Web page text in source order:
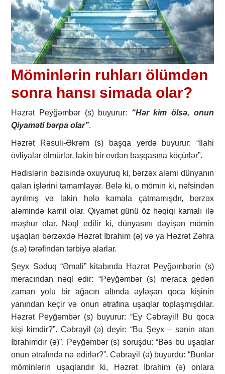
Möminlərin ruhları ölümdən
sonra hansı simada olar?
Həzrət Peyğəmbər (s) buyurur: “Hər kim ölsə, onun
Qiyaməti bərpa olar”.
Həzrət Rəsuli-Əkrəm (s) başqa yerdə buyurur: “İlahi
övliyalar ölmürlər, lakin bir evdən başqasına köçürlər”.
Hədislərin bəzisində oxuyuruq ki, bərzəx aləmi dünyanın
qalan işlərini tamamlayar. Belə ki, o mömin ki, nəfsindən
ayrılmış və lakin hələ kamala çatmamışdır, bərzəx
aləmində kamil olar. Qiyamət günü öz həqiqi kamalı ilə
məşhur olar. Nəql edilir ki, dünyasını dəyişən mömin
uşaqları bərzəxdə Həzrət İbrahim (ə) və ya Həzrət Zəhra
(s.ə) tərəfindən tərbiyə alarlar.
Şeyx Səduq “Əmali” kitabında Həzrət Peyğəmbərin (s)
meracından nəql edir: “Peyğəmbər (s) meraca gedən
zaman yolu bir ağacın altında əyləşən qoca kişinin
yanından keçir və onun ətrafına uşaqlar toplaşmışdılar.
Həzrət Peyğəmbər (s) buyurur: “Ey Cəbrayil! Bu qoca
kişi kimdir?”. Cəbrayil (ə) deyir: “Bu Şeyx – sənin atan
İbrahimdir (ə)”. Peyğəmbər (s) soruşdu: “Bəs bu uşaqlar
onun ətrafında nə edirlər?”. Cəbrayil (ə) buyurdu: “Bunlar
möminlərin uşaqlarıdır ki, Həzrət İbrahim (ə) onlara